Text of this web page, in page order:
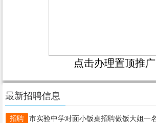
点击办理置顶推广
最新招聘信息
招聘